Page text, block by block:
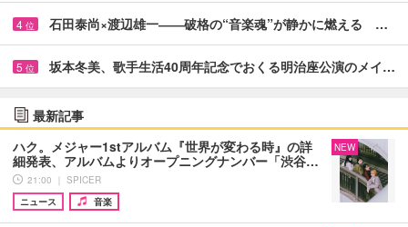
4 位 石田泰尚×渡辺雄一――破格の“音楽魂”が静かに燃える …
5 位 坂本冬美、歌手生活40周年記念でおくる明治座公演のメイ…
最新記事
ハク。メジャー1stアルバム『世界が変わる時』の詳
細発表、アルバムよりオープニングナンバー「渋谷…
21:00 ｜ SPICER
ニュース
音楽
NEW